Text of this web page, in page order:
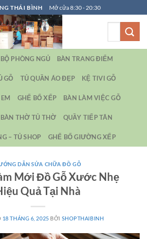
THÁI BÌNH Mở cửa 8:30 - 20:30
BỘ PHÒNG NGỦ BÀN TRANG ĐIỂM
GỖ TỦ QUẦN ÁO ĐẸP KỆ TIVI GỖ
GHẾ BỐ XẾP BÀN LÀM VIỆC GỖ
BÀN THỜ TỦ THỜ QUẦY TIẾP TÂN
– TỦ SHOP GHẾ BỐ GIƯỜNG XẾP
DẪN SỬA CHỮA ĐỒ GỖ
Mới Đồ Gỗ Xước Nhẹ
Quả Tại Nhà
18 THÁNG 6, 2025 BỞI SHOPTHAIBINH